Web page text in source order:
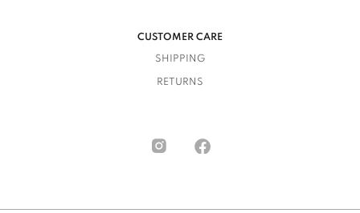
CUSTOMER CARE
SHIPPING
RETURNS